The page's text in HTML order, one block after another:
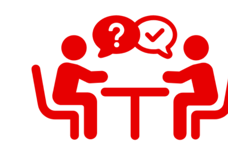
Menschen können sich an uns wenden.
Zudem kann Jede/r, der sich für seine
psychische Gesundheit interessiert und hier
präventiv tätig werden will, kompetente
Informationen und Ratschläge einholen.
Mehr anzeigen